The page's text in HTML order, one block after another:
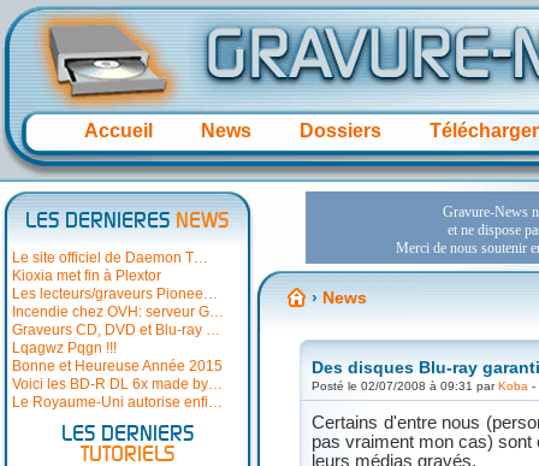
Accueil News Dossiers
LES DERNIERESNEWS
Le site officiel de Daemon T…
Kioxia met fin à Plextor
Les lecteurs/graveurs Pionee…
Incendie chez OVH: serveur G…
Graveurs CD, DVD et Blu-ray …
Lqagwz Pqgn !!!
Bonne et Heureuse Année 2015
Voici les BD-R DL 6x made by…
Le Royaume-Uni autorise enfi…
LES DERNIERS
TUTORIELS
› News
Des disques Blu-ray
Posté le 02/07/2008 à 09:31 parKoba -
Certains d'entre nous
pas vraiment mon cas) sont
leurs médias gravés.